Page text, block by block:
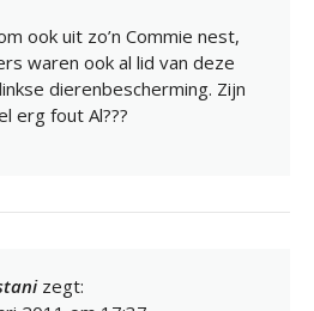
ook uit zo’n Commie nest,
waren ook al lid van deze
dierenbescherming. Zijn
erg fout Al???
zegt: